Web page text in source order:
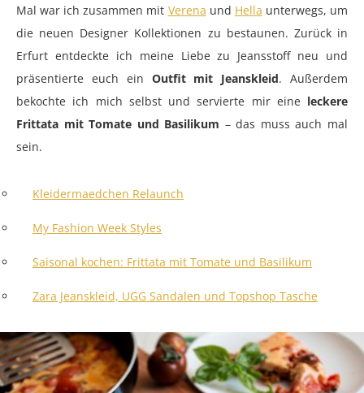
Mal war ich zusammen mit Verena und Hella unterwegs, um
die neuen Designer Kollektionen zu bestaunen. Zurück in
Erfurt entdeckte ich meine Liebe zu Jeansstoff neu und
präsentierte euch ein Outfit mit Jeanskleid. Außerdem
bekochte ich mich selbst und servierte mir eineleckere
Frittata mit Tomate und Basilikum – das muss auch mal
sein.
Kleidermaedchen Relaunch
My Fashion Week Styles
Saisonal kochen: Frittata mit Tomate und Basilikum
Zara Jeanskleid, UGG Sandalen und Topshop Tasche